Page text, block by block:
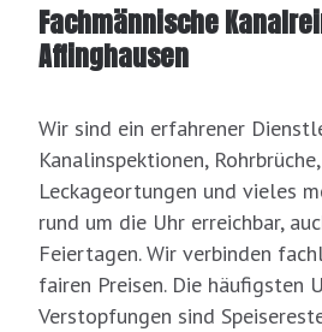
Fachmännische
Affinghausen
Wir sind ein erfahrener
Kanalinspektionen,
Leckageortungen und vieles
rund um die Uhr erreichbar,
Feiertagen. Wir verbinden
fairen Preisen. Die häufigsten
Verstopfungen sind